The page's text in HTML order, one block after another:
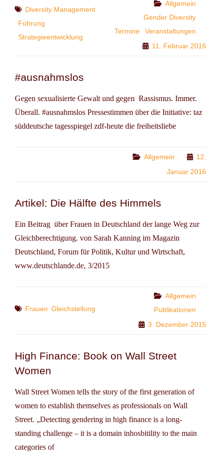
Tags
Diversity Management
Führung
Strategieentwicklung
Categories
Allgemein
Gender Diversity
Termine
Veranstaltungen
11. Februar 2016
#ausnahmslos
Gegen sexualisierte Gewalt und gegen Rassismus. Immer.
Überall. #ausnahmslos Pressestimmen über die Initiative: taz
süddeutsche tagesspiegel zdf-heute die freiheitsliebe
Categories
Allgemein
12.
Januar 2016
Artikel: Die Hälfte des Himmels
Ein Beitrag über Frauen in Deutschland der lange Weg zur
Gleichberechtigung. von Sarah Kanning im Magazin
Deutschland, Forum für Politik, Kultur und Wirtschaft,
www.deutschlande.de, 3/2015
Tags
Frauen Gleichstellung
Categories
Allgemein
Publikationen
3. Dezember 2015
High Finance: Book on Wall Street
Women
Wall Street Women tells the story of the first generation of
women to establish themselves as professionals on Wall
Street. „Detecting gendering in high finance is a long-
standing challenge – it is a domain inhosbitility to the main
categories of